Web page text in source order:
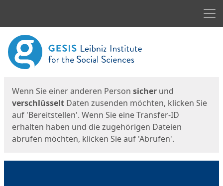
Start
Wenn Sie einer anderen Person sicher und
verschlüsselt Daten zusenden möchten, klicken Sie
auf 'Bereitstellen'. Wenn Sie eine Transfer-ID
erhalten haben und die zugehörigen Dateien
abrufen möchten, klicken Sie auf 'Abrufen'.